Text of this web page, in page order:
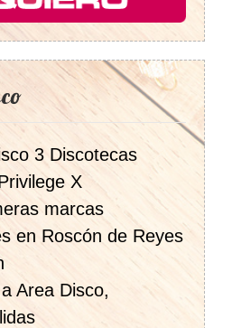
3 Discotecas
X
marcas
en Roscón de Reyes
Area Disco,